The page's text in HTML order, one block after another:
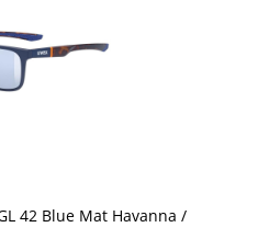
42 Blue Mat Havanna /